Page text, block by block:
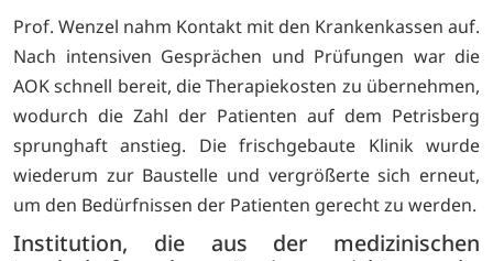
Prof. Wenzel nahm Kontakt mit den Krankenkassen auf.
Nach intensiven Gesprächen und Prüfungen war die
AOK schnell bereit, die Therapiekosten zu übernehmen,
wodurch die Zahl der Patienten auf dem Petrisberg
sprunghaft anstieg. Die frischgebaute Klinik wurde
wiederum zur Baustelle und vergrößerte sich erneut,
um den Bedürfnissen der Patienten gerecht zu werden.
Institution, die aus der medizinischen